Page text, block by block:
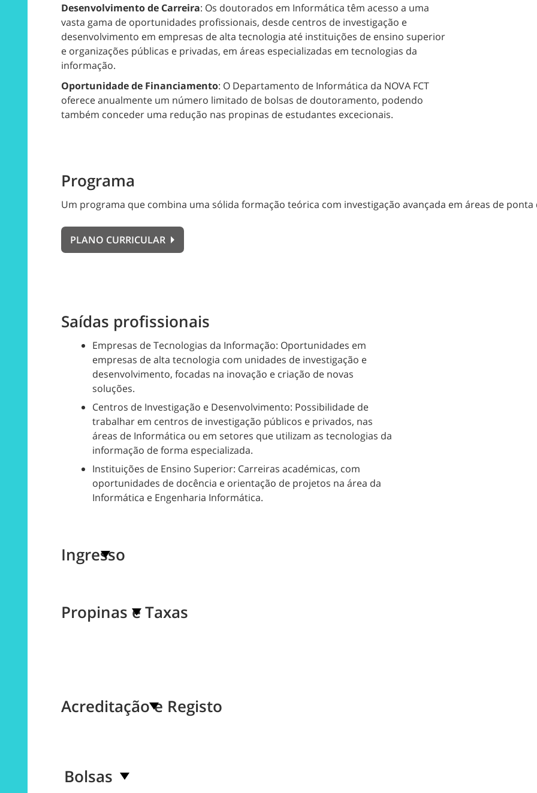
Desenvolvimento de Carreira: Os doutorados em Informática têm acesso a uma
vasta gama de oportunidades profissionais, desde centros de investigação e
desenvolvimento em empresas de alta tecnologia até instituições de ensino superior
e organizações públicas e privadas, em áreas especializadas em tecnologias da
informação.
Oportunidade de Financiamento: O Departamento de Informática da NOVA FCT
oferece anualmente um número limitado de bolsas de doutoramento, podendo
também conceder uma redução nas propinas de estudantes excecionais.
Programa
Um programa que combina uma sólida formação teórica com investigação avançada em áreas de ponta
PLANO CURRICULAR
Saídas profissionais
Empresas de Tecnologias da Informação: Oportunidades em
empresas de alta tecnologia com unidades de investigação e
desenvolvimento, focadas na inovação e criação de novas
soluções.
Centros de Investigação e Desenvolvimento: Possibilidade de
trabalhar em centros de investigação públicos e privados, nas
áreas de Informática ou em setores que utilizam as tecnologias da
informação de forma especializada.
Instituições de Ensino Superior: Carreiras académicas, com
oportunidades de docência e orientação de projetos na área da
Informática e Engenharia Informática.
Ingresso
Propinas e Taxas
Acreditação e Registo
Bolsas